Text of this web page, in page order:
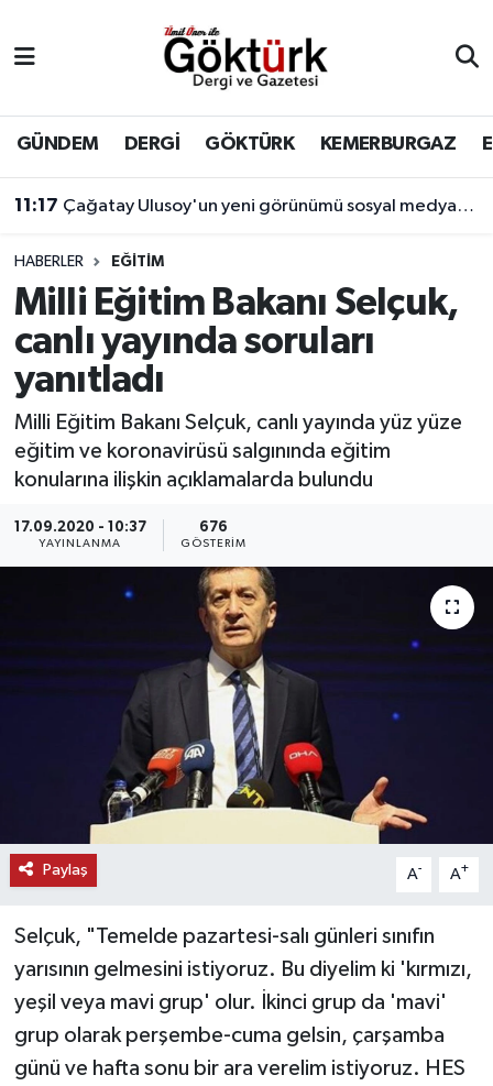
GÜNDEM DERGİ GÖKTÜRK KEMERBURGAZ
11:17 Çağatay Ulusoy'un yeni görünümü sosyal medyada gündem yarattı
18 yaşındaki Merve'den 4 gündür haber alınamıyor! Kayıp genç kıza internet üzerinden yönlendirme yapıldığı öne sürüldü.
HABERLER EĞİTİM
Milli Eğitim Bakanı Selçuk,
canlı yayında soruları
yanıtladı
Milli Eğitim Bakanı Selçuk, canlı yayında yüz yüze
eğitim ve koronavirüsü salgınında eğitim
konularına ilişkin açıklamalarda bulundu
17.09.2020 - 10:37
YAYINLANMA
676
GÖSTERIM
Paylaş A- A+
Selçuk, "Temelde pazartesi-salı günleri sınıfın
yarısının gelmesini istiyoruz. Bu diyelim ki 'kırmızı,
yeşil veya mavi grup' olur. İkinci grup da 'mavi'
grup olarak perşembe-cuma gelsin, çarşamba
günü ve hafta sonu bir ara verelim istiyoruz. HES
BİLİM
DERGİ
DÜNYA
EĞİTİM
EKONOMİ
GÖKTÜRK
GÜNDEM
KEMERBURGAZ
KÜLTÜR - SANAT
ÖZEL HABER
SPOR
TEKNOLOJİ
TİCARET
YAŞAM
Eyüpsultan Hava Durumu
Eyüpsultan Trafik Yoğunluk Haritası
Süper Lig Puan Durumu ve Fikstür
Tüm Manşetler
Son Dakika Haberleri
Haber Arşivi